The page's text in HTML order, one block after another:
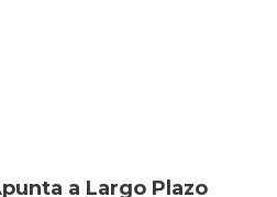
a Largo Plazo